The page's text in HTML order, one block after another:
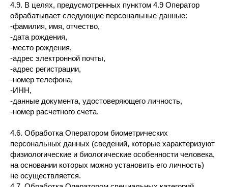
4.9. В целях, предусмотренных пунктом 4.9 Оператор
обрабатывает следующие персональные данные:
-фамилия, имя, отчество,
-дата рождения,
-место рождения,
-адрес электронной почты,
-адрес регистрации,
-номер телефона,
-ИНН,
-данные документа, удостоверяющего личность,
-номер расчетного счета.
4.6. Обработка Оператором биометрических
персональных данных (сведений, которые характеризуют
физиологические и биологические особенности человека,
на основании которых можно установить его личность)
не осуществляется.